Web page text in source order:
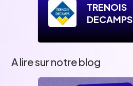
TRENOIS
DECAMPS
A lire sur notre blog